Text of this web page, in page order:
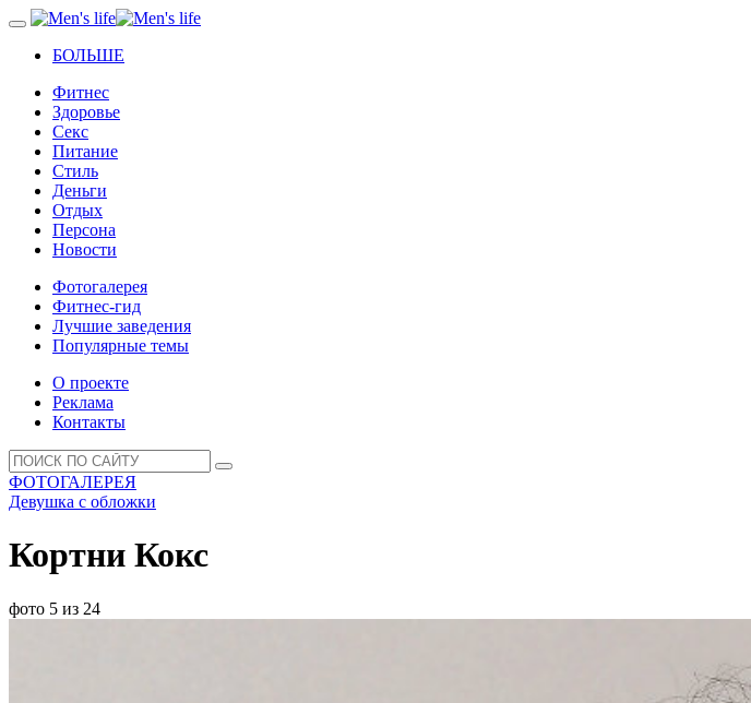
БОЛЬШЕ
Фитнес
Здоровье
Секс
Питание
Стиль
Деньги
Отдых
Персона
Новости
Фотогалерея
Фитнес-гид
Лучшие заведения
Популярные темы
О проекте
Реклама
Контакты
ФОТОГАЛЕРЕЯ
Девушка с обложки
Кортни Кокс
фото 5 из 24